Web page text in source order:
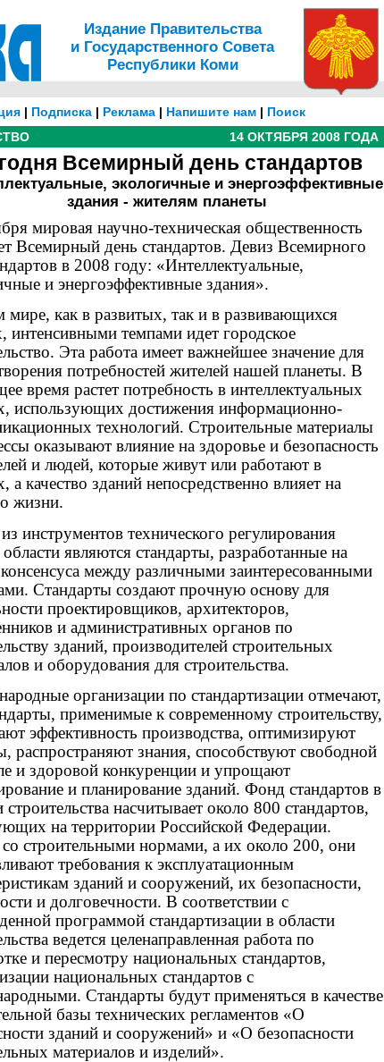
Издание Правительства
и Государственного Совета
Республики Коми
| Подписка | Реклама | Напишите нам | Поиск
14 ОКТЯБРЯ 2008 ГОДА
Всемирный день стандартов
экологичные и энергоэффективные
здания - жителям планеты
мировая научно-техническая общественность
Всемирный день стандартов. Девиз Всемирного
в 2008 году: «Интеллектуальные,
и энергоэффективные здания».
мире, как в развитых, так и в развивающихся
интенсивными темпами идет городское
Эта работа имеет важнейшее значение для
потребностей жителей нашей планеты. В
время растет потребность в интеллектуальных
использующих достижения информационно-
технологий. Строительные материалы
оказывают влияние на здоровье и безопасность
и людей, которые живут или работают в
а качество зданий непосредственно влияет на
жизни.
инструментов технического регулирования
являются стандарты, разработанные на
между различными заинтересованными
Стандарты создают прочную основу для
проектировщиков, архитекторов,
и административных органов по
зданий, производителей строительных
и оборудования для строительства.
организации по стандартизации отмечают,
применимые к современному строительству,
эффективность производства, оптимизируют
распространяют знания, способствуют свободной
и здоровой конкуренции и упрощают
и планирование зданий. Фонд стандартов в
строительства насчитывает около 800 стандартов,
на территории Российской Федерации.
строительными нормами, а их около 200, они
требования к эксплуатационным
зданий и сооружений, их безопасности,
и долговечности. В соответствии с
программой стандартизации в области
ведется целенаправленная работа по
и пересмотру национальных стандартов,
национальных стандартов с
Стандарты будут применяться в качестве
базы технических регламентов «О
зданий и сооружений» и «О безопасности
материалов и изделий».